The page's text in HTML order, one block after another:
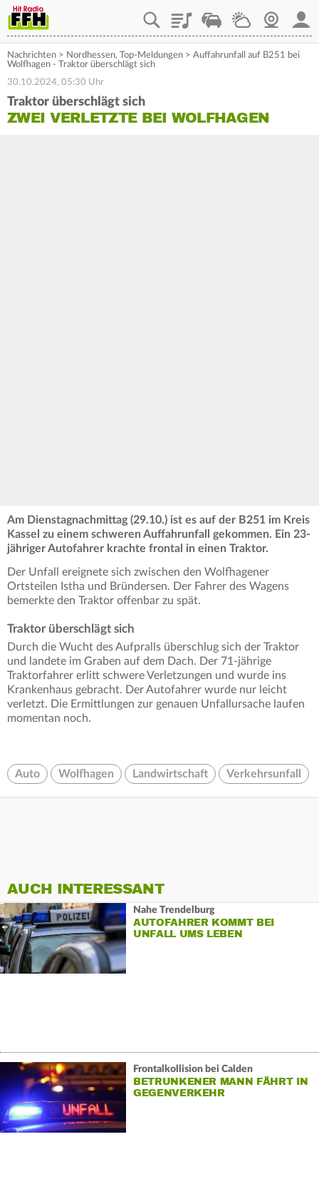
PlaylistStaupilotWetterWebcam
Nachrichten > Nordhessen, Top-Meldungen > Auffahrunfall auf B251 bei
Wolfhagen - Traktor überschlägt sich
30.10.2024, 05:30 Uhr
Traktor überschlägt sich
ZWEI VERLETZTE BEI WOLFHAGEN
Am Dienstagnachmittag (29.10.) ist es auf der B251 im Kreis
Kassel zu einem schweren Auffahrunfall gekommen. Ein 23-
jähriger Autofahrer krachte frontal in einen Traktor.
Der Unfall ereignete sich zwischen den Wolfhagener
Ortsteilen Istha und Bründersen. Der Fahrer des Wagens
bemerkte den Traktor offenbar zu spät.
Traktor überschlägt sich
Durch die Wucht des Aufpralls überschlug sich der Traktor
und landete im Graben auf dem Dach. Der 71-jährige
Traktorfahrer erlitt schwere Verletzungen und wurde ins
Krankenhaus gebracht. Der Autofahrer wurde nur leicht
verletzt. Die Ermittlungen zur genauen Unfallursache laufen
momentan noch.
Auto Wolfhagen Landwirtschaft Verkehrsunfall
AUCH INTERESSANT
Nahe Trendelburg
AUTOFAHRER KOMMT BEI
UNFALL UMS LEBEN
Frontalkollision bei Calden
BETRUNKENER MANN FÄHRT IN
GEGENVERKEHR